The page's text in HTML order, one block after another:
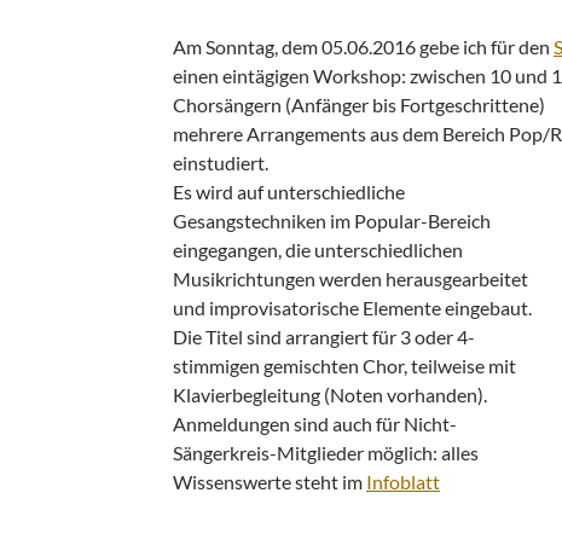
Am Sonntag, dem 05.06.2016 gebe ich für den
einen eintägigen Workshop: zwischen 10 und
Chorsängern (Anfänger bis Fortgeschrittene)
mehrere Arrangements aus dem Bereich Pop/
einstudiert.
Es wird auf unterschiedliche
Gesangstechniken im Popular-Bereich
eingegangen, die unterschiedlichen
Musikrichtungen werden herausgearbeitet
und improvisatorische Elemente eingebaut.
Die Titel sind arrangiert für 3 oder 4-
stimmigen gemischten Chor, teilweise mit
Klavierbegleitung (Noten vorhanden).
Anmeldungen sind auch für Nicht-
Sängerkreis-Mitglieder möglich: alles
Wissenswerte steht im Infoblatt